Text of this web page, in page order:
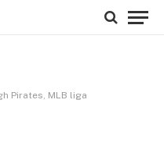
Pirates, MLB liga